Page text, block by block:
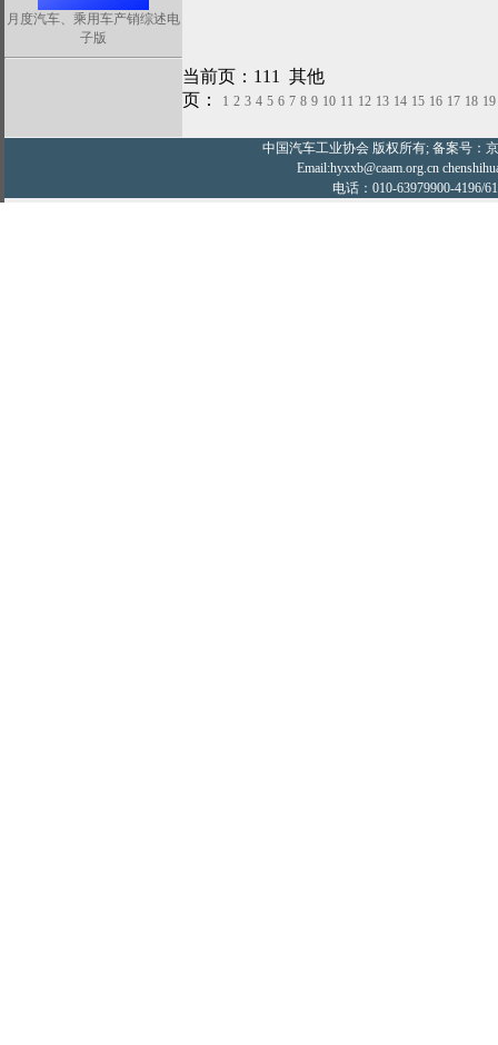
月度汽车、乘用车产销综述电
子版
当前页：111 其他
页：
1 2 3 4 5 6 7 8 9 10 11 12 13 14 15 16 17 18 19
中国汽车工业协会 版权所有; 备案号：
Email:hyxxb@caam.org.cn
电话：010-63979900-4196/